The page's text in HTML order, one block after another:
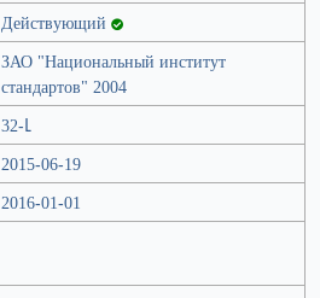
Действующий
ЗАО "Национальный институт
стандартов" 2004
32-Լ
2015-06-19
2016-01-01